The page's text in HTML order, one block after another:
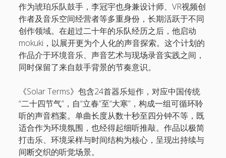
作为琥珀乐队鼓手，李冠宇也身兼设计师、VR视频创
作者及音乐空间经营者等多重身份，长期活跃于不同
创作领域。在超过二十年的乐队经历之后，他启动
mokuki，以展开更为个人化的声音探索。这个计划的
作品介于环境音乐、声音艺术与现场录音实践之间，
同时保留了来自鼓手背景的节奏意识。
《Solar Terms》包含24首器乐短作，对应中国传统
“二十四节气”，自“立春”至“大寒”，构成一组可循环聆
听的声音档案。单曲长度从数十秒至四分钟不等，既
适合作为环境氛围，也经得起细听推敲。作品以极简
打击乐、环境采样与时间结构为核心，呈现出持续与
间断交织的听觉场景。